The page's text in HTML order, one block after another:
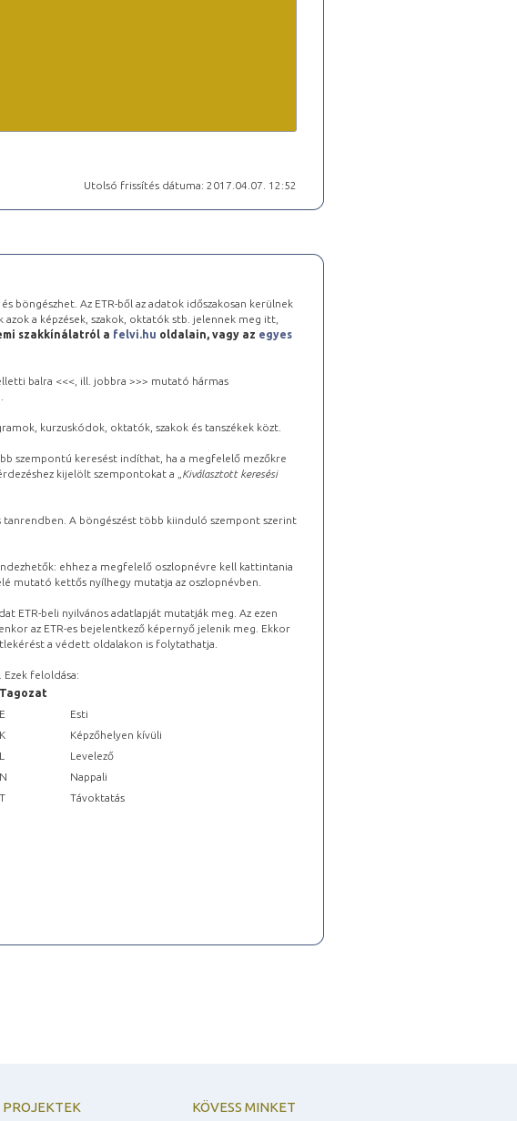
Utolsó frissítés dátuma: 2017.04.07. 12:52
böngészhet. Az ETR-ből az adatok időszakosan kerülnek
a képzések, szakok, oktatók stb. jelennek meg itt,
szakkínálatról a felvi.hu oldalain, vagy az egyes
balra <<<, ill. jobbra >>> mutató hármas
kurzuskódok, oktatók, szakok és tanszékek közt.
szempontú keresést indíthat, ha a megfelelő mezőkre
kijelölt szempontokat a „ Kiválasztott keresési
A böngészést több kiinduló szempont szerint
ehhez a megfelelő oszlopnévre kell kattintania
mutató kettős nyílhegy mutatja az oszlopnévben.
ETR-beli nyilvános adatlapját mutatják meg. Az ezen
az ETR-es bejelentkező képernyő jelenik meg. Ekkor
a védett oldalakon is folytathatja.
feloldása:
Tagozat
E
Esti
K
Képzőhelyen kívüli
L
Levelező
N
Nappali
T
Távoktatás
PROJEKTEK KÖVESS MINKET